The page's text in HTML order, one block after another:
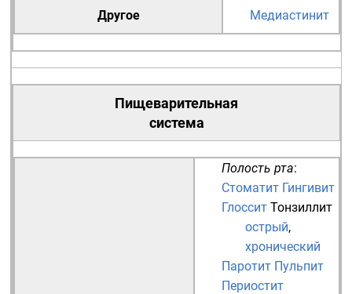
Другое
Медиастинит
Пищеварительная
система
Полость рта:
Стоматит Гингивит
Глоссит Тонзиллит
острый,
хронический
Паротит Пульпит
Периостит